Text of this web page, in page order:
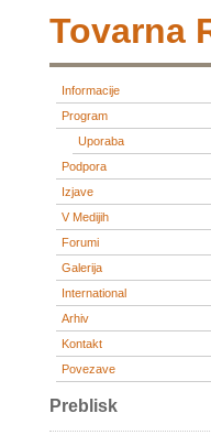
Tovarna
Informacije
Program
Uporaba
Podpora
Izjave
V Medijih
Forumi
Galerija
International
Arhiv
Kontakt
Povezave
Preblisk